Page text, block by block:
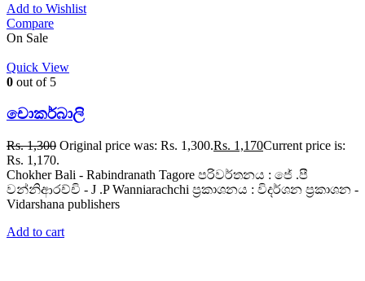
Add to Wishlist
Compare
On Sale
Quick View
0 out of 5
චොකර්බාලි
Rs.1,300 Original price was: Rs. 1,300.Rs. 1,170Current price is:
Rs. 1,170.
Chokher Bali - Rabindranath Tagore පරිවර්තනය : ජේ .පී
වන්නිආරච්චි - J .P Wanniarachchi ප්‍රකාශනය : විදර්ශන ප්‍රකාශන -
Vidarshana publishers
Add to cart